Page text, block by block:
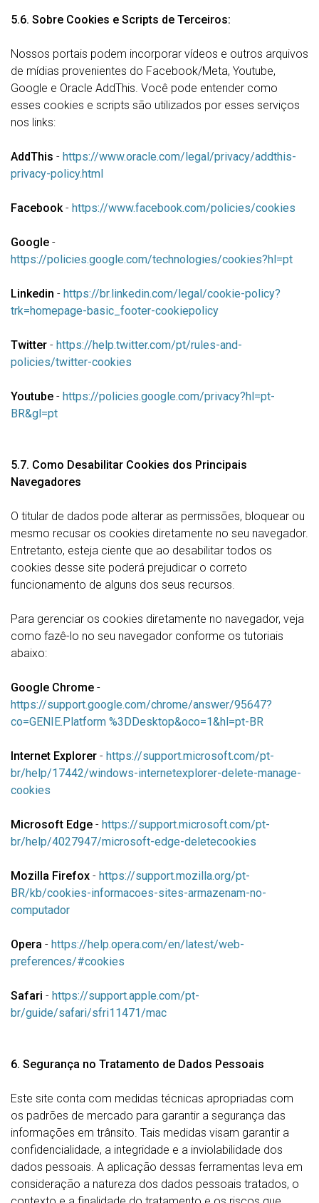
5.6. Sobre Cookies e Scripts de Terceiros:
Nossos portais podem incorporar vídeos e outros arquivos
de mídias provenientes do Facebook/Meta, Youtube,
Google e Oracle AddThis. Você pode entender como
esses cookies e scripts são utilizados por esses serviços
nos links:
AddThis - https://www.oracle.com/legal/privacy/addthis-
privacy-policy.html
Facebook- https://www.facebook.com/policies/cookies
Google -
https://policies.google.com/technologies/cookies?hl=pt
Linkedin - https://br.linkedin.com/legal/cookie-policy?
trk=homepage-basic_footer-cookiepolicy
Twitter - https://help.twitter.com/pt/rules-and-
policies/twitter-cookies
Youtube - https://policies.google.com/privacy?hl=pt-
BR&gl=pt
5.7. Como Desabilitar Cookies dos Principais
Navegadores
O titular de dados pode alterar as permissões, bloquear ou
mesmo recusar os cookies diretamente no seu navegador.
Entretanto, esteja ciente que ao desabilitar todos os
cookies desse site poderá prejudicar o correto
funcionamento de alguns dos seus recursos.
Para gerenciar os cookies diretamente no navegador, veja
como fazê-lo no seu navegador conforme os tutoriais
abaixo:
Google Chrome -
https://support.google.com/chrome/answer/95647?
co=GENIE.Platform %3DDesktop&oco=1&hl=pt-BR
Internet Explorer - https://support.microsoft.com/pt-
br/help/17442/windows-internetexplorer-delete-manage-
cookies
Microsoft Edge - https://support.microsoft.com/pt-
br/help/4027947/microsoft-edge-deletecookies
Mozilla Firefox - https://support.mozilla.org/pt-
BR/kb/cookies-informacoes-sites-armazenam-no-
computador
Opera - https://help.opera.com/en/latest/web-
preferences/#cookies
Safari - https://support.apple.com/pt-
br/guide/safari/sfri11471/mac
6. Segurança no Tratamento de Dados Pessoais
Este site conta com medidas técnicas apropriadas com
os padrões de mercado para garantir a segurança das
informações em trânsito. Tais medidas visam garantir a
confidencialidade, a integridade e a inviolabilidade dos
dados pessoais. A aplicação dessas ferramentas leva em
consideração a natureza dos dados pessoais tratados, o